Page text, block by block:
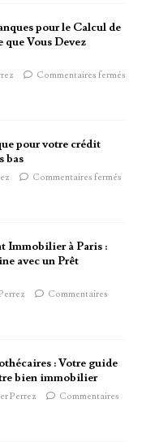
pour le Calcul de
Vous Devez
Commentaires fermés
pour votre crédit
bas
Commentaires fermés
Immobilier à Paris :
avec un Prêt
Commentaires
: Votre guide
bien immobilier
Perrez
Commentaires